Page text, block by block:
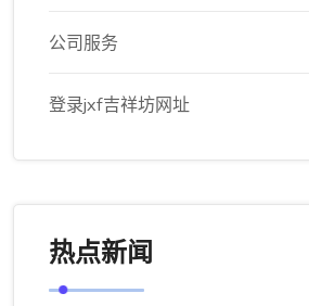
公司服务
登录jxf吉祥坊网址
热点新闻